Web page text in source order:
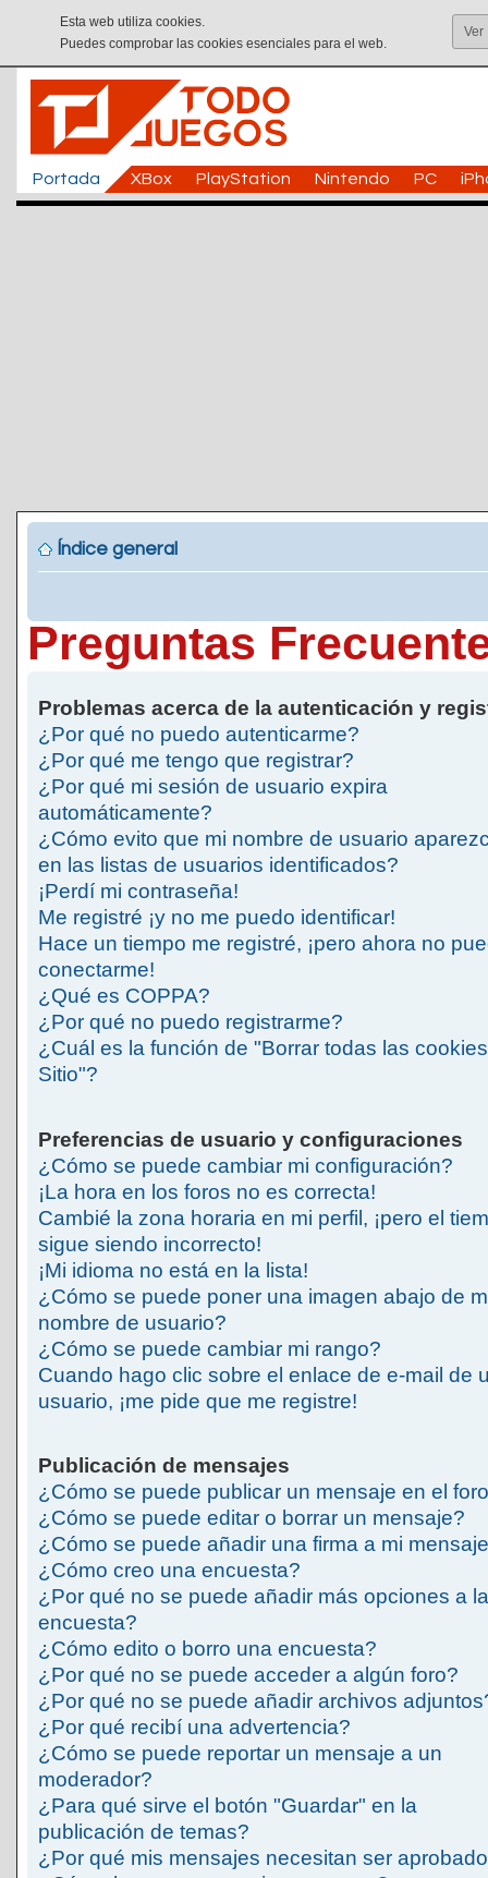
Esta web utiliza cookies.
Puedes comprobar las cookies esenciales para el web.
Ver
Portada XBox PlayStation Nintendo PC
Índice general
Preguntas
Problemas acerca de la autenticación y
¿Por qué no puedo autenticarme?
¿Por qué me tengo que registrar?
¿Por qué mi sesión de usuario expira
automáticamente?
¿Cómo evito que mi nombre de usuario
en las listas de usuarios identificados?
¡Perdí mi contraseña!
Me registré ¡y no me puedo identificar!
Hace un tiempo me registré, ¡pero ahora no
conectarme!
¿Qué es COPPA?
¿Por qué no puedo registrarme?
¿Cuál es la función de "Borrar todas las
Sitio"?
Preferencias de usuario y configuraciones
¿Cómo se puede cambiar mi configuración?
¡La hora en los foros no es correcta!
Cambié la zona horaria en mi perfil, ¡pero el
sigue siendo incorrecto!
¡Mi idioma no está en la lista!
¿Cómo se puede poner una imagen abajo de
nombre de usuario?
¿Cómo se puede cambiar mi rango?
Cuando hago clic sobre el enlace de e-mail de
usuario, ¡me pide que me registre!
Publicación de mensajes
¿Cómo se puede publicar un mensaje en el
¿Cómo se puede editar o borrar un mensaje?
¿Cómo se puede añadir una firma a mi
¿Cómo creo una encuesta?
¿Por qué no se puede añadir más opciones a la
encuesta?
¿Cómo edito o borro una encuesta?
¿Por qué no se puede acceder a algún foro?
¿Por qué no se puede añadir archivos
¿Por qué recibí una advertencia?
¿Cómo se puede reportar un mensaje a un
moderador?
¿Para qué sirve el botón "Guardar" en la
publicación de temas?
¿Por qué mis mensajes necesitan ser